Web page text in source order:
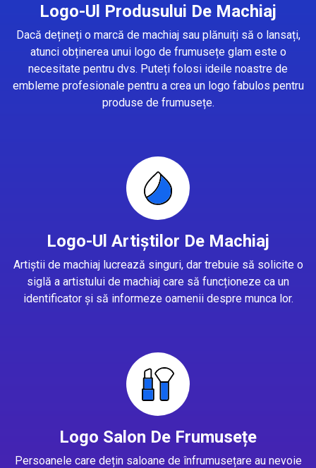
Logo-Ul Produsului De Machiaj
Dacă dețineți o marcă de machiaj sau plănuiți să o lansați,
atunci obținerea unui logo de frumusețe glam este o
necesitate pentru dvs. Puteți folosi ideile noastre de
embleme profesionale pentru a crea un logo fabulos pentru
produse de frumusețe.
Logo-Ul Artiștilor De Machiaj
Artiștii de machiaj lucrează singuri, dar trebuie să solicite o
siglă a artistului de machiaj care să funcționeze ca un
identificator și să informeze oamenii despre munca lor.
Logo Salon De Frumusețe
Persoanele care dețin saloane de înfrumusețare au nevoie